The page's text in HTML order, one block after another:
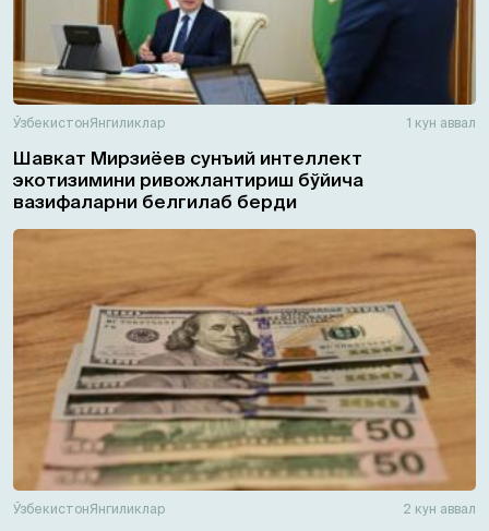
ЎзбекистонЯнгиликлар 1 кун аввал
Шавкат Мирзиёев сунъий интеллект
экотизимини ривожлантириш бўйича
вазифаларни белгилаб берди
ЎзбекистонЯнгиликлар 2 кун аввал